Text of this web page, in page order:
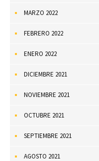
MARZO 2022
FEBRERO 2022
ENERO 2022
DICIEMBRE 2021
NOVIEMBRE 2021
OCTUBRE 2021
SEPTIEMBRE 2021
AGOSTO 2021